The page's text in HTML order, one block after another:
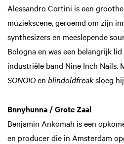
Alessandro Cortini is een
muziekscene, geroemd om zijn
synthesizers en meeslepende
Bologna en was een belangrijk
industriële band Nine Inch Nails.
SONOIOen blindoldfreaksloeg
Bnnyhunna / Grote Zaal
Benjamin Ankomah is een
en producer die in Amsterdam